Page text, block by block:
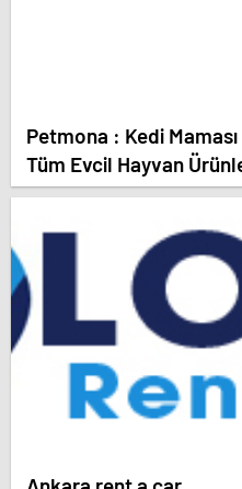
Petmona : Kedi
Tüm Evcil Hayvan